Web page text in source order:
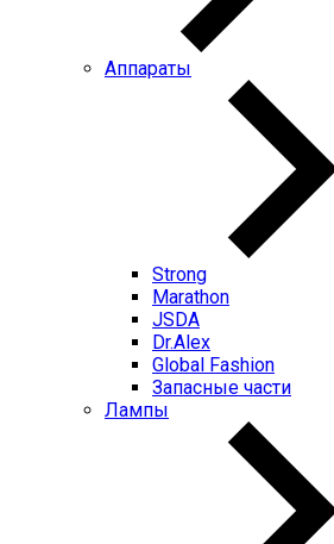
Аппараты
Strong
Marathon
JSDA
Dr.Alex
Global Fashion
Запасные части
Лампы